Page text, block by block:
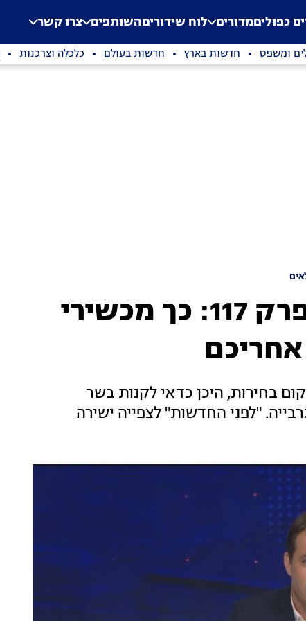
Application error: a
. כפוליםמדורים לוח שידוריםהשותפים צרו קשר
ומשפט חדשות בארץ חדשות בעולם כלכלה וצרכנות
לפני החדשות, עונה 1, פרק 117: כך מכשירי
בחירות, היכן כדאי לקנות בשר
"לפני החדשות" לצפייה ישירה